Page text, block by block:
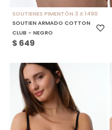
SOUTIENES PIMENTÓN 3 X 1490
SOUTIEN ARMADO COTTON
CLUB - NEGRO
$ 649